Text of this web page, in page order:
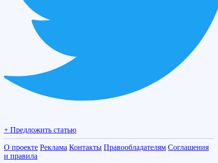
+ Предложить статью
О проекте Реклама Контакты Правообладателям Соглашения
и правила